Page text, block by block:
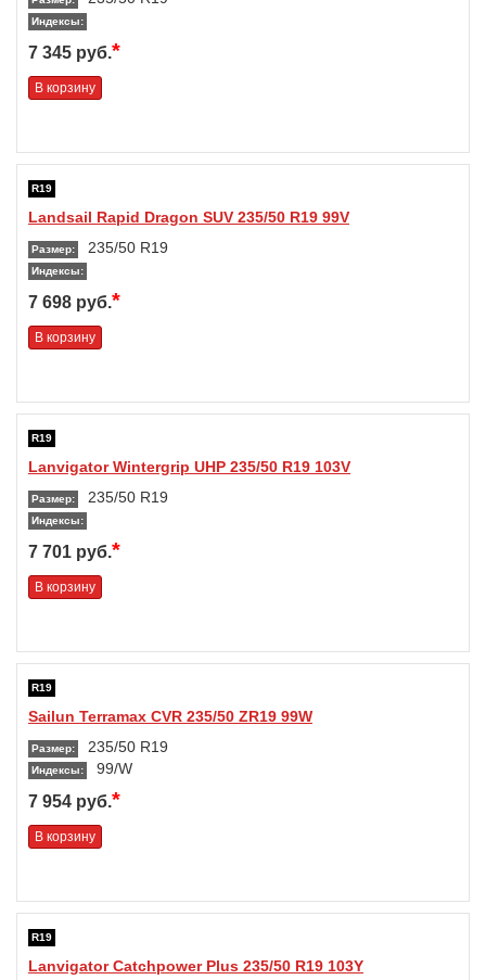
Индексы:
7 345 руб.*
В корзину
R19
Landsail Rapid Dragon SUV 235/50 R19 99V
Размер: 235/50 R19
Индексы:
7 698 руб.*
В корзину
R19
Lanvigator Wintergrip UHP 235/50 R19 103V
Размер: 235/50 R19
Индексы:
7 701 руб.*
В корзину
R19
Sailun Terramax CVR 235/50 ZR19 99W
Размер: 235/50 R19
Индексы: 99/W
7 954 руб.*
В корзину
R19
Lanvigator Catchpower Plus 235/50 R19 103Y